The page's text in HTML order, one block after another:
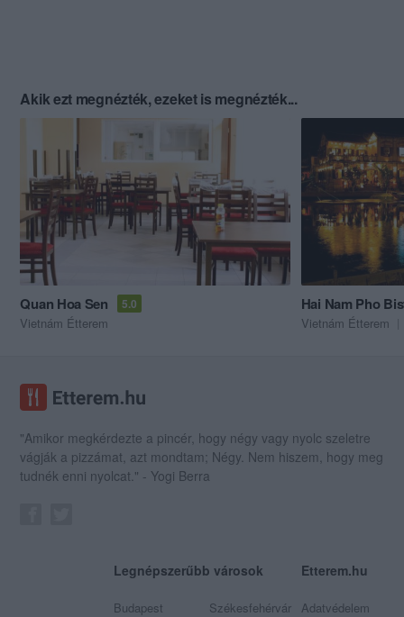
Akik ezt megnézték, ezeket is megnézték...
Quan Hoa Sen 5.0
Vietnám Étterem
Hai Nam Pho
Vietnám Étterem
"Amikor megkérdezte a pincér, hogy négy vagy nyolc szeletre
vágják a pizzámat, azt mondtam; Négy. Nem hiszem, hogy meg
tudnék enni nyolcat." - Yogi Berra
Legnépszerűbb városok
Budapest
Székesfehérvár
Etterem.hu
Adatvédelem